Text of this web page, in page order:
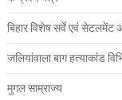
बिहार विशेष सर्वे एवं सेटलमेंट
जलियांवाला बाग हत्याकांड
मुगल साम्राज्य